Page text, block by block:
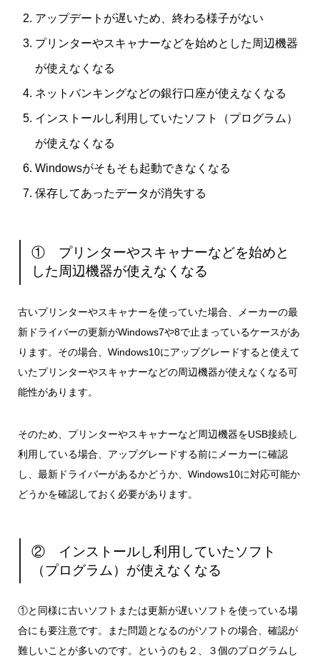
アップデートが遅いため、終わる様子がない
プリンターやスキャナーなどを始めとした周辺機器
が使えなくなる
ネットバンキングなどの銀行口座が使えなくなる
インストールし利用していたソフト（プログラム）
が使えなくなる
Windowsがそもそも起動できなくなる
保存してあったデータが消失する
① プリンターやスキャナーなどを始めと
した周辺機器が使えなくなる
古いプリンターやスキャナーを使っていた場合、メーカーの最
新ドライバーの更新がWindows7や8で止まっているケースがあ
ります。その場合、Windows10にアップグレードすると使えて
いたプリンターやスキャナーなどの周辺機器が使えなくなる可
能性があります。
そのため、プリンターやスキャナーなど周辺機器をUSB接続し
利用している場合、アップグレードする前にメーカーに確認
し、最新ドライバーがあるかどうか、Windows10に対応可能か
どうかを確認しておく必要があります。
② インストールし利用していたソフト
（プログラム）が使えなくなる
①と同様に古いソフトまたは更新が遅いソフトを使っている場
合にも要注意です。また問題となるのがソフトの場合、確認が
難しいことが多いのです。というのも２、３個のプログラムし